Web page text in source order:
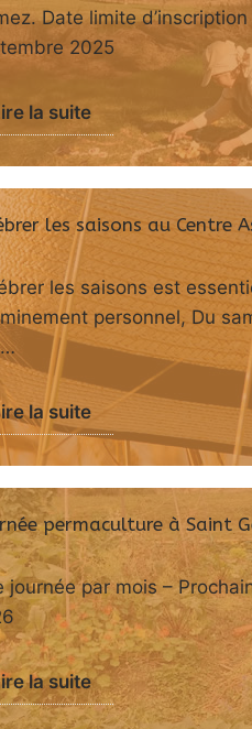
Date limite d’inscription
2025
la suite
les saisons au Centre
les saisons est
personnel, Du
la suite
permaculture à Saint
journée par mois –
la suite